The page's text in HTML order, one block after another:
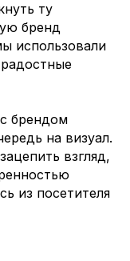
ту
бренд
использовали
брендом
на визуал.
взгляд,
из посетителя